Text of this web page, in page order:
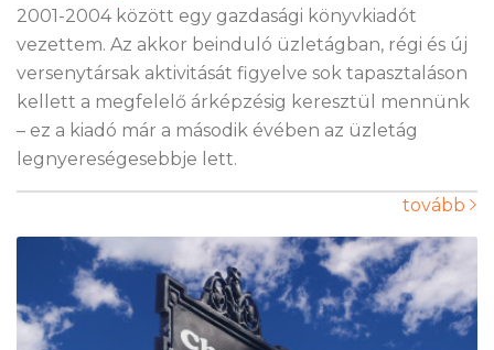
2001-2004 között egy gazdasági könyvkiadót
vezettem. Az akkor beinduló üzletágban, régi és új
versenytársak aktivitását figyelve sok tapasztaláson
kellett a megfelelő árképzésig keresztül mennünk
– ez a kiadó már a második évében az üzletág
legnyereségesebbje lett.
tovább